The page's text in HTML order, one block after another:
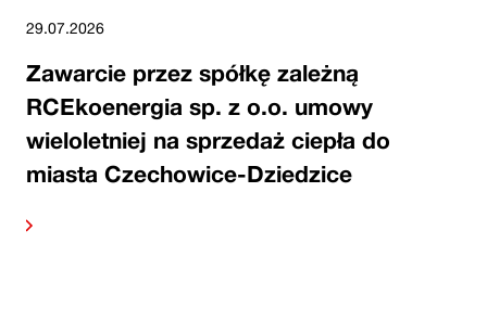
29.07.2026
Zawarcie przez spółkę zależną
RCEkoenergia sp. z o.o. umowy
wieloletniej na sprzedaż ciepła do
miasta Czechowice-Dziedzice